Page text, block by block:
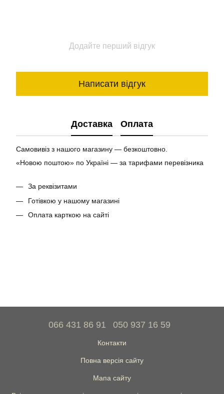
Додайте перший відгук
Написати відгук
Доставка Оплата
Самовивіз з нашого магазину — безкоштовно.
«Новою поштою» по Україні — за тарифами перевізника
За реквізитами
Готівкою у нашому магазині
Оплата карткою на сайті
066 431 86 91 050 937 16 59
Контакти
Повна версія сайту
Мапа сайту